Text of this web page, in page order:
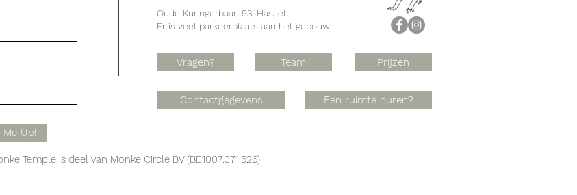
Me Up!
Oude Kuringerbaan 93, Hasselt..
Er is veel parkeerplaats aan het gebouw.
Vragen? Team Prijzen
Contactgegevens
Temple is deel van Monke Circle BV (BE1007.371.526)
Een ruimte huren?